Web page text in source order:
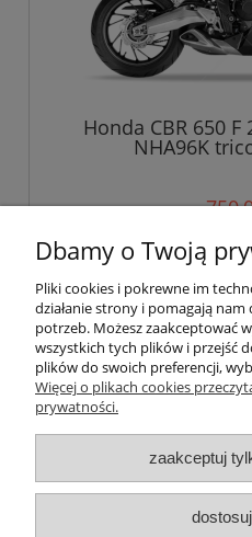
Honda CBR 650
NHA96K
do
Płatności
Dbamy o Twoją
Pliki cookies i pokrewne im
działanie strony i pomagają
potrzeb. Możesz zaakceptować
wszystkich tych plików i przejść
plików do swoich preferencji,
Więcej o plikach cookies
prywatności.
zaakceptuj